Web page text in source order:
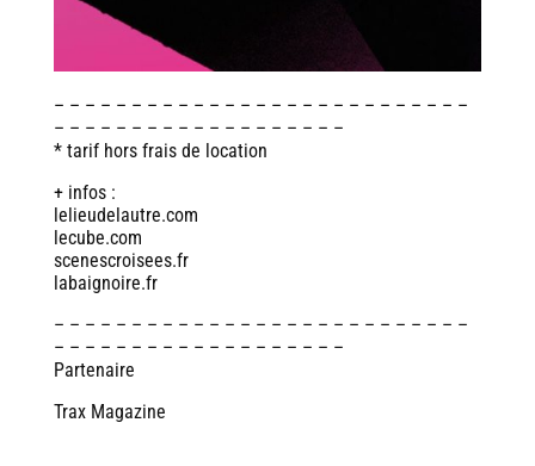
– – – – – – – – – – – – – – – – – – – – – – – – – – –
– – – – – – – – – – – – – – – – – – –
* tarif hors frais de location
+ infos :
lelieudelautre.com
lecube.com
scenescroisees.fr
labaignoire.fr
– – – – – – – – – – – – – – – – – – – – – – – – – – –
– – – – – – – – – – – – – – – – – – –
Partenaire
Trax Magazine